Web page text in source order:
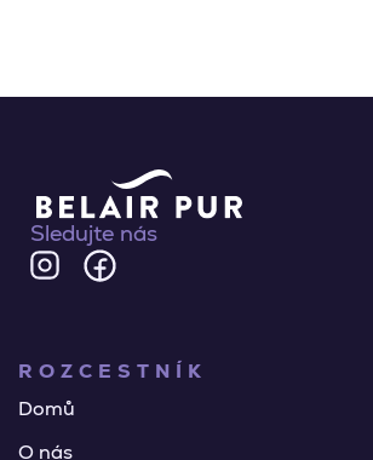
Sledujte nás
ROZCESTNÍK
Domů
O nás